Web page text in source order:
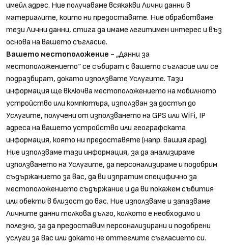
имейл адрес. Ние получаваме всякакви Лични данни в
материалите, които ни предоставяте. Ние обработваме
тези Лични данни, стига да имаме легитимен интерес и въз
основа на вашето съгласие.
Вашето местоположение - „Данни за
местоположението“ се събират с вашето съгласие или се
подразбират, докато използвате Услугите. Тази
информация ще включва местоположението на мобилното
устройство или компютъра, използван за достъп до
Услугите, получени от използването на GPS или WiFi, IP
адреса на вашето устройство или географската
информация, която ни предоставяте (напр. вашия град).
Ние използваме тази информация, за да анализираме
използването на Услугите, да персонализираме и подобрим
съдържанието за вас, да ви изпратим специфично за
местоположението съдържание и да ви покажем събития
или обекти в близост до вас. Ние използваме и запазваме
Личните данни толкова дълго, колкото е необходимо и
полезно, за да предоставим персонализирани и подобрени
услуги за вас или докато не оттеглите съгласието си.